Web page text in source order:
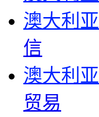
澳大利亚
信
澳大利亚
贸易